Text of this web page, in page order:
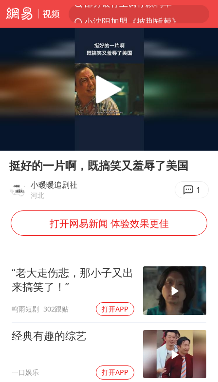
视频
朱一龙的鼻子怎么了
律师谈贾冰私人饭局被偷拍
4.2平卫生间补漏注胶花1.55万
国乒连续两站无缘冠军
白海豚路径图
湖北启动重大气象灾害三级应急响应
大疆错失宇树
从科技创新看开局起步的时与势
Play
挺好的一片啊，既搞笑又羞辱了美国
小暖暖追剧社
河北 1
打开网易新闻 体验效果更佳
“老大走伤悲，那小子又出
来搞笑了！”
鸣雨短剧 302跟贴 打开APP
经典有趣的综艺
一口娱乐 打开APP